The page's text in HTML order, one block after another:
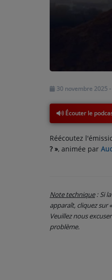
PARTENAIRES
30 novembre 2025
Écouter le
Réécoutez
? », animée par
Note technique: Si
apparaît, cliquez sur
Veuillez nous
problème.